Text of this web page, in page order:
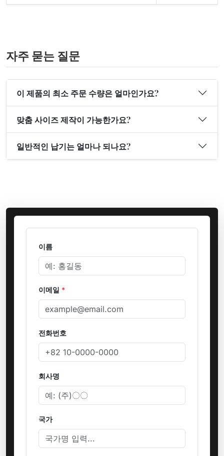
자주 묻는 질문
이 제품의 최소 주문 수량은 얼마인가요?
맞춤 사이즈 제작이 가능한가요?
일반적인 납기는 얼마나 되나요?
이름
이메일 *
전화번호
회사명
국가